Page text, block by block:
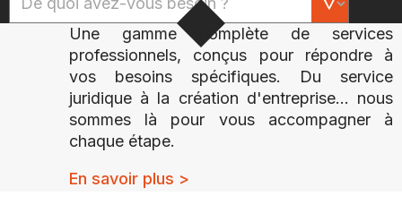
Une gamme complète de services
professionnels, conçus pour répondre à
vos besoins spécifiques. Du service
juridique à la création d'entreprise... nous
sommes là pour vous accompagner à
chaque étape.
En savoir plus >